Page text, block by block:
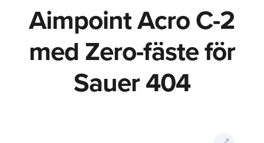
Aimpoint Acro C-2
med Zero-fäste för
Sauer 404